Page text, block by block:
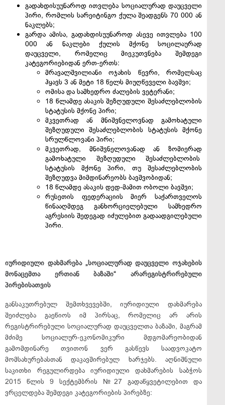
გადახდისუუნაროდ ითვლება სოციალურად დაუცველი
პირი, რომლის სარეიტინგო ქულა შეადგენს 70 000 ან
ნაკლებს;
გარდა ამისა, გადახდისუუნაროდ ასევე ითვლება 100
000 ან ნაკლები ქულის მქონე სოცილაურად
დაუცველი, რომელიც მიეკუთვნება შემდეგი
კატეგორიებიდან ერთ-ერთს:
მრავალშვილიანი ოჯახის წევრი, რომელსაც
ჰყავს 3 ან მეტი 18 წელს მიუღწეველი ბავშვი;
ომისა და სამხედრო ძალების ვეტერანი;
18 წლამდე ასაკის შეზღუდული შესაძლებლობის
სტატუსის მქონე პირი;
მკვეთრად ან მნიშვნელოვნად გამოხატული
შეზღუდული შესაძლებლობის სტატუსის მქონე
სრულწლოვანი პირი;
მკვეთრად, მნიშვნელოვანად ან ზომიერად
გამოხატული შეზღუდული შესაძლებლობის
სტატუსის მქონე პირი, თუ შესაძლებლობის
შეზღუდვა მიმდინარეობს ბავშვობიდან;
18 წლამდე ასაკის დედ-მამით ობოლი ბავშვი;
რუსეთის ფედერაციის მიერ საქართველოს
წინააღმდეგ განხორციელებული სამხედრო
აგრესიის შედეგად იძულებით გადაადგილებული
პირი.
იურიდიული დახმარება „სოციალურად დაუცველი ოჯახების
მონაცემთა
ერთიან ბაზაში“ არარეგისტრირებული
პირებისათვის
განსაკუთრებულ შემთხვევებში, იურიდიული დახმარება
შეიძლება გაეწიოს იმ პირსაც, რომელიც არ არის
რეგისტრირებული სოციალურად დაუცველთა ბაზაში, მაგრამ
მძიმე სოციალურ-ეკონომიკური მდგომარეობიდან
გამომდინარე თვითონ ვერ გასწევს საადვოკატო
მომსახურებასთან დაკავშირებულ ხარჯებს. აღნიშნული
საკითხი რეგულირდება იურიდიული დახმარების საბჭოს
2015 წლის 9 სექტემბრის №27 გადაწყვეტილებით და
ვრცელდება შემდეგი კატეგორიების პირებზე: